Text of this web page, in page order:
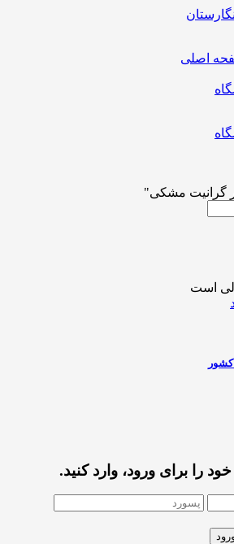
اصلی
گرانیت مشکی"
است
را برای ورود، وارد کنید.